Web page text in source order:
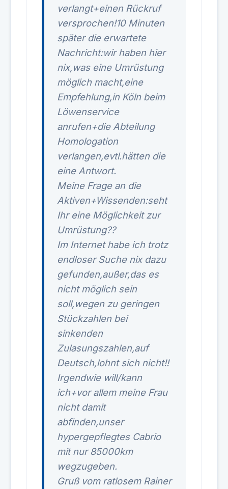
verlangt+einen Rückruf
versprochen!10 Minuten
später die erwartete
Nachricht:wir haben hier
nix,was eine Umrüstung
möglich macht,eine
Empfehlung,in Köln beim
Löwenservice
anrufen+die Abteilung
Homologation
verlangen,evtl.hätten die
eine Antwort.
Meine Frage an die
Aktiven+Wissenden:seht
Ihr eine Möglichkeit zur
Umrüstung??
Im Internet habe ich trotz
endloser Suche nix dazu
gefunden,außer,das es
nicht möglich sein
soll,wegen zu geringen
Stückzahlen bei
sinkenden
Zulasungszahlen,auf
Deutsch,lohnt sich nicht!!
Irgendwie will/kann
ich+vor allem meine Frau
nicht damit
abfinden,unser
hypergepflegtes Cabrio
mit nur 85000km
wegzugeben.
Gruß vom ratlosem Rainer